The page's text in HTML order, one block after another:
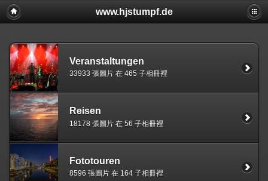
www.hjstumpf.de
Veranstaltungen
33933 張圖片 在 465 子相冊裡
Reisen
18178 張圖片 在 56 子相冊裡
Fototouren
8596 張圖片 在 164 子相冊裡